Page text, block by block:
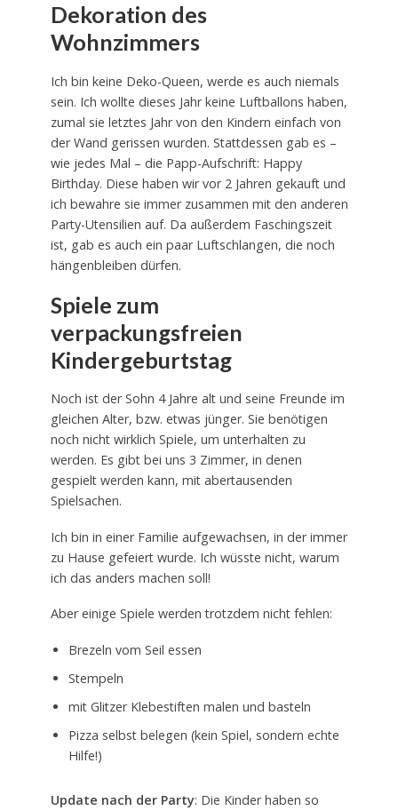
Dekoration des
Wohnzimmers
Ich bin keine Deko-Queen, werde es auch niemals
sein. Ich wollte dieses Jahr keine Luftballons haben,
zumal sie letztes Jahr von den Kindern einfach von
der Wand gerissen wurden. Stattdessen gab es –
wie jedes Mal – die Papp-Aufschrift: Happy
Birthday. Diese haben wir vor 2 Jahren gekauft und
ich bewahre sie immer zusammen mit den anderen
Party-Utensilien auf. Da außerdem Faschingszeit
ist, gab es auch ein paar Luftschlangen, die noch
hängenbleiben dürfen.
Spiele zum
verpackungsfreien
Kindergeburtstag
Noch ist der Sohn 4 Jahre alt und seine Freunde im
gleichen Alter, bzw. etwas jünger. Sie benötigen
noch nicht wirklich Spiele, um unterhalten zu
werden. Es gibt bei uns 3 Zimmer, in denen
gespielt werden kann, mit abertausenden
Spielsachen.
Ich bin in einer Familie aufgewachsen, in der immer
zu Hause gefeiert wurde. Ich wüsste nicht, warum
ich das anders machen soll!
Aber einige Spiele werden trotzdem nicht fehlen:
Brezeln vom Seil essen
Stempeln
mit Glitzer Klebestiften malen und basteln
Pizza selbst belegen (kein Spiel, sondern echte
Hilfe!)
Update nach der Party: Die Kinder haben so